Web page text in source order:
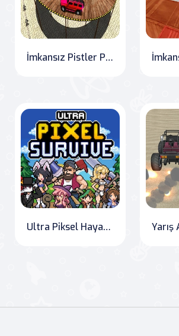
İmkansız Pistler Prado Araba Akrobatik Oyunu
Ultra Piksel Hayatta Kalma